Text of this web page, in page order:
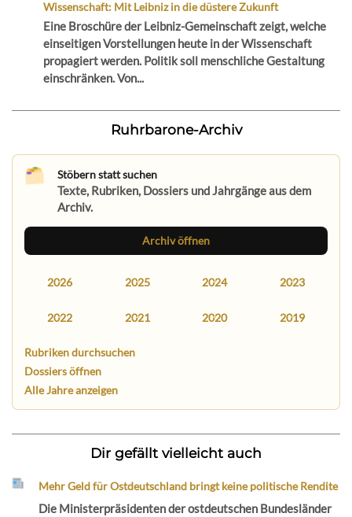
Wissenschaft: Mit Leibniz in die düstere Zukunft
Eine Broschüre der Leibniz-Gemeinschaft zeigt, welche
einseitigen Vorstellungen heute in der Wissenschaft
propagiert werden. Politik soll menschliche Gestaltung
einschränken. Von...
Ruhrbarone-Archiv
Stöbern statt suchen
Texte, Rubriken, Dossiers und Jahrgänge aus dem
Archiv.
Archiv öffnen
2026 2025 2024 2023
2022 2021 2020 2019
Rubriken durchsuchen
Dossiers öffnen
Alle Jahre anzeigen
Dir gefällt vielleicht auch
Mehr Geld für Ostdeutschland bringt keine politische Rendite
Die Ministerpräsidenten der ostdeutschen Bundesländer